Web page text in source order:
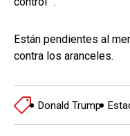
Están pendientes al
contra los aranceles.
Donald Trump